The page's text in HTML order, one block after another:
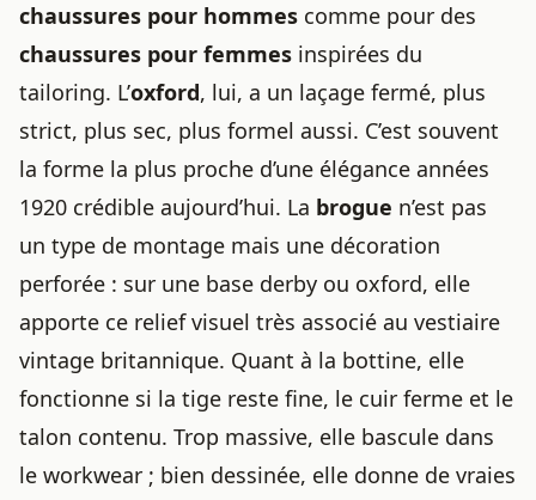
chaussures pour hommes comme pour des
chaussures pour femmes inspirées du
tailoring. L’oxford, lui, a un laçage fermé, plus
strict, plus sec, plus formel aussi. C’est souvent
la forme la plus proche d’une élégance années
1920 crédible aujourd’hui. La brogue n’est pas
un type de montage mais une décoration
perforée : sur une base derby ou oxford, elle
apporte ce relief visuel très associé au vestiaire
vintage britannique. Quant à la bottine, elle
fonctionne si la tige reste fine, le cuir ferme et le
talon contenu. Trop massive, elle bascule dans
le workwear ; bien dessinée, elle donne de vraies